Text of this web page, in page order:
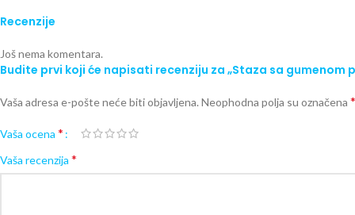
Recenzije
Još nema komentara.
Budite prvi koji će napisati recenziju za „Staza sa
Vaša adresa e-pošte neće biti objavljena. Neophodna polja su označena *
Vaša ocena *
Vaša recenzija *